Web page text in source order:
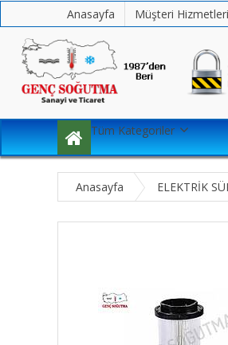
Anasayfa Müşteri Hizmetleri
Tüm Kategoriler
Anasayfa ELEKTRİK